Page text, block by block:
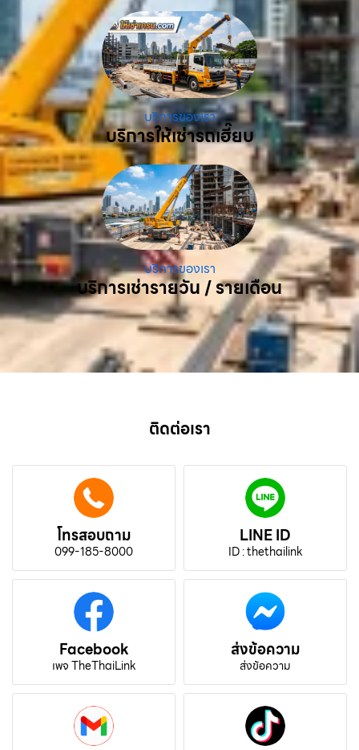
บริการของเรา
บริการให้เช่ารถเฮี๊ยบ
บริการของเรา
บริการเช่ารายวัน / รายเดือน
ติดต่อเรา
โทรสอบถาม
099-185-8000
LINE ID
ID : thethailink
Facebook
เพจ TheThaiLink
ส่งข้อความ
ส่งข้อความ